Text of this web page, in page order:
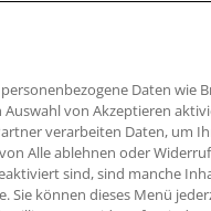
könnte die
für ältere
Daten wie
von Akzeptieren
verarbeiten Daten, um
Alle ablehnen oder
sind, sind manche
Sie können dieses Menü